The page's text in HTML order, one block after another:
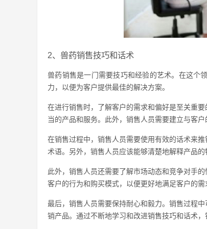
2、兽药销售技巧和话术
兽药销售是一门需要技巧和经验的艺术。在这个
力，以便为客户提供最佳的解决方案。
在进行销售时，了解客户的需求和偏好是至关重
当的产品和服务。此外，销售人员需要建立与客
在销售过程中，销售人员需要使用有效的话术来
术语。另外，销售人员应该能够清楚地解释产品
此外，销售人员还需要了解市场动态和竞争对手
客户的行为和购买模式，以便更好地满足客户的需
最后，销售人员需要保持耐心和毅力。销售过程
销产品。通过不断地学习和改进销售技巧和话术